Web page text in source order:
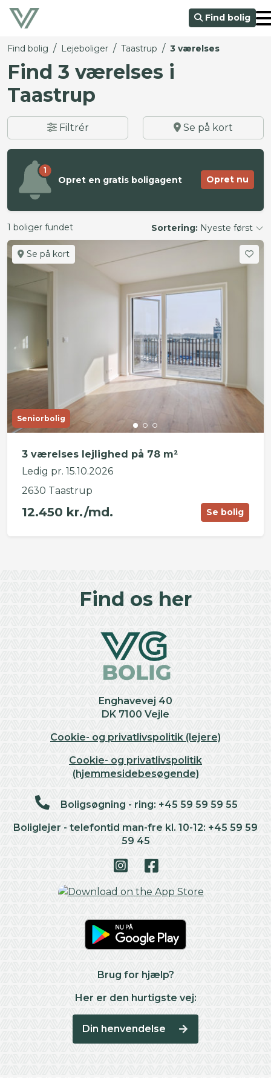
Find bolig
Find bolig / Lejeboliger / Taastrup / 3 værelses
Find 3 værelses i
Taastrup
Filtrér Se på kort
1
Opret en gratis boligagent Opret nu
1 boliger fundet Sortering: Nyeste først
Se på kort
Seniorbolig
3 værelses lejlighed på 78 m²
Ledig pr. 15.10.2026
2630 Taastrup
12.450 kr./md. Se bolig
Find os her
Enghavevej 40
DK 7100 Vejle
Cookie- og privatlivspolitik (lejere)
Cookie- og privatlivspolitik
(hjemmesidebesøgende)
Boligsøgning - ring: +45 59 59 59 55
Boliglejer - telefontid man-fre kl. 10-12: +45 59 59
59 45
Brug for hjælp?
Her er den hurtigste vej:
Din henvendelse